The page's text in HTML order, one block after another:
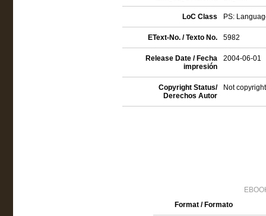
LoC Class PS:
EText-No. / Texto No. 5982
Release Date / Fecha
impresión
2004-06-01
Copyright Status/
Derechos Autor
Not
Format / Formato